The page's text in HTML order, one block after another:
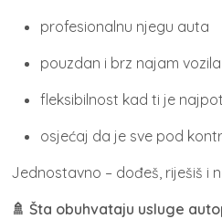
profesionalnu njegu auta
pouzdan i brz najam vozila
fleksibilnost kad ti je
osjećaj da je sve pod
Jednostavno – dođeš, riješiš i
🚿 Šta obuhvataju usluge